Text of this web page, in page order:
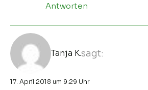
Antworten
Tanja K.sagt:
17. April 2018 um 9:29 Uhr